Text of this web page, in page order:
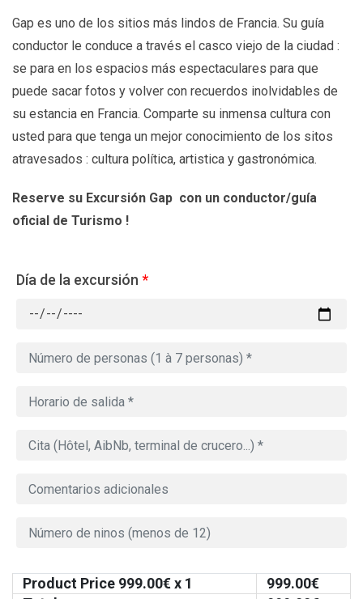
Gap es uno de los sitios más lindos de Francia. Su guía
conductor le conduce a través el casco viejo de la ciudad :
se para en los espacios más espectaculares para que
puede sacar fotos y volver con recuerdos inolvidables de
su estancia en Francia. Comparte su inmensa cultura con
usted para que tenga un mejor conocimiento de los sitos
atravesados : cultura política, artistica y gastronómica.
Reserve su Excursión Gap con un conductor/guía
oficial de Turismo !
Día de la excursión *
Product Price 999.00€ x 1 999.00€